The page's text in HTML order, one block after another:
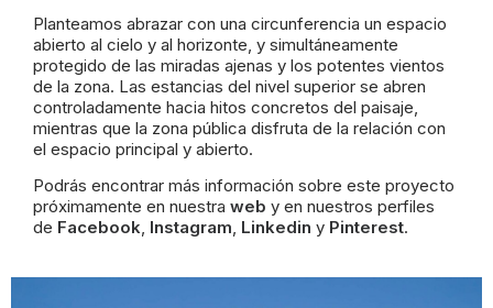
Planteamos abrazar con una circunferencia un espacio
abierto al cielo y al horizonte, y simultáneamente
protegido de las miradas ajenas y los potentes vientos
de la zona. Las estancias del nivel superior se abren
controladamente hacia hitos concretos del paisaje,
mientras que la zona pública disfruta de la relación con
el espacio principal y abierto.
Podrás encontrar más información sobre este proyecto
próximamente en nuestra web y en nuestros perfiles
de Facebook, Instagram, Linkedin y Pinterest.